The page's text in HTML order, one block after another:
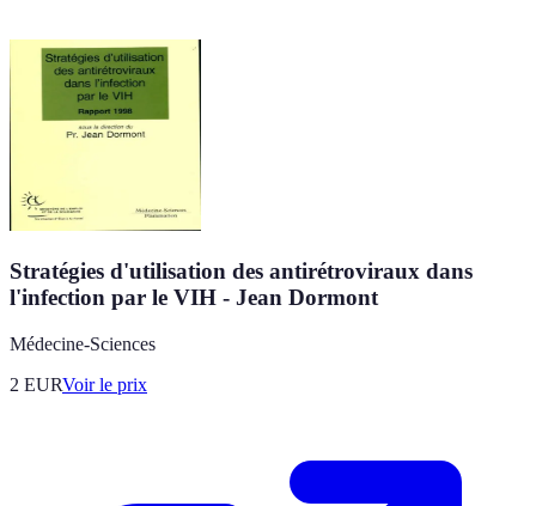
Stratégies d'utilisation des antirétroviraux dans
l'infection par le VIH - Jean Dormont
Médecine-Sciences
2 EURVoir le prix